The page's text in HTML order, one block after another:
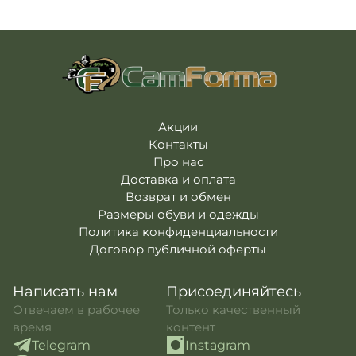
Полуботинки тактические летние Iva
Coyote M-Tac- 2950 ₴
Desert " L " на узкую стопу
Акции
Контакты
Про нас
Доставка и оплата
Возврат и обмен
Размеры обуви и одежды
Политика конфиденциальности
Договор публичной оферты
Написать нам
Отвечаем в рабочее
время
Telegram
Присоединяйтесь
Только качественный
контент
Instagram